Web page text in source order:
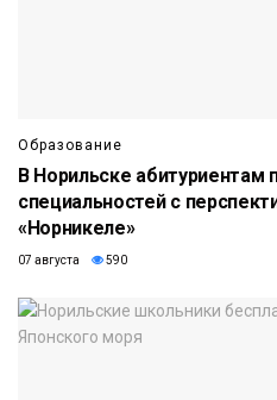
Образование
В Норильске абитуриентам
специальностей с
«Норникеле»
07 августа 590